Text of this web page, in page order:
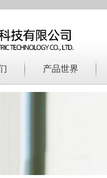
产品世界